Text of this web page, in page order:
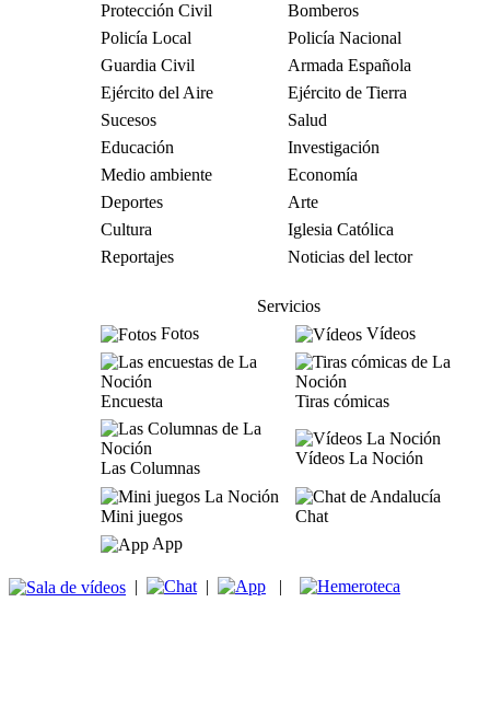
Protección Civil
Bomberos
Policía Local
Policía Nacional
Guardia Civil
Armada Española
Ejército del Aire
Ejército de Tierra
Sucesos
Salud
Educación
Investigación
Medio ambiente
Economía
Deportes
Arte
Cultura
Iglesia Católica
Reportajes
Noticias del lector
Servicios
Fotos
Vídeos
Encuesta Tiras cómicas
Las Columnas
Vídeos La Noción
Mini juegos
Chat
App
| | |